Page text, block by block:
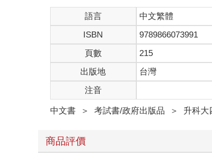
語言 中文繁體
ISBN
9789866073991
頁數
215
出版地
台灣
注音
中文書 ＞ 考試書/政府出版品 ＞ 升科大
商品評價